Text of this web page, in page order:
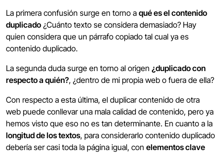
La primera confusión surge en torno a qué es el contenido
duplicado ¿Cuánto texto se considera demasiado? Hay
quien considera que un párrafo copiado tal cual ya es
contenido duplicado.
La segunda duda surge en torno al origen ¿duplicado con
respecto a quién?, ¿dentro de mi propia web o fuera de ella?
Con respecto a esta última, el duplicar contenido de otra
web puede conllevar una mala calidad de contenido, pero ya
hemos visto que eso no es tan determinante. En cuanto a la
longitud de los textos, para considerarlo contenido duplicado
debería ser casi toda la página igual, con elementos clave